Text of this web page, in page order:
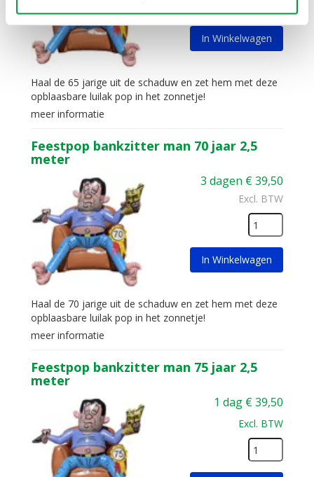
In Winkelwagen
Haal de 65 jarige uit de schaduw en zet hem met deze
opblaasbare luilak pop in het zonnetje!
meer informatie
Feestpop bankzitter man 70 jaar 2,5
meter
3 dagen €39,50
Excl. BTW
In Winkelwagen
Haal de 70 jarige uit de schaduw en zet hem met deze
opblaasbare luilak pop in het zonnetje!
meer informatie
Feestpop bankzitter man 75 jaar 2,5
meter
1 dag €39,50
Excl. BTW